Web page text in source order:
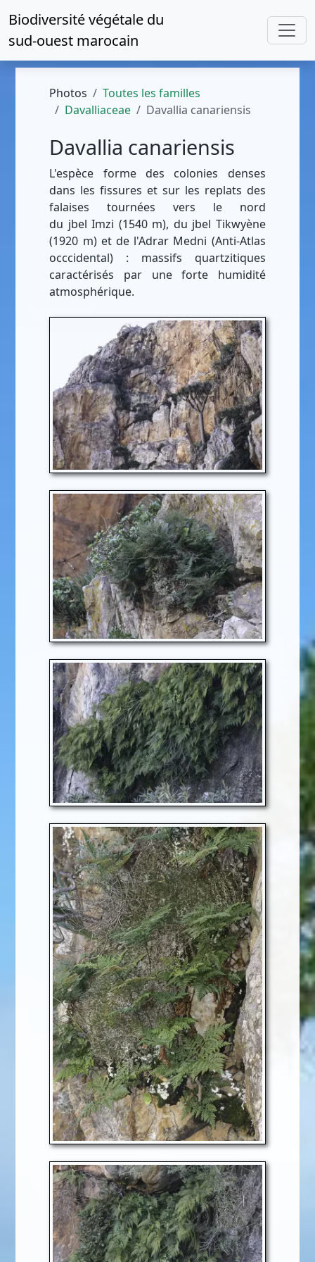
Biodiversité végétale du
sud-ouest marocain
Photos
Toutes les familles
Davalliaceae
Davallia canariensis
Davallia canariensis
L'espèce forme des colonies denses
dans les fissures et sur les replats des
falaises tournées vers le nord
du jbel Imzi (1540 m), du jbel Tikwyène
(1920 m) et de l'Adrar Medni (Anti-Atlas
occcidental) : massifs quartzitiques
caractérisés par une forte humidité
atmosphérique.